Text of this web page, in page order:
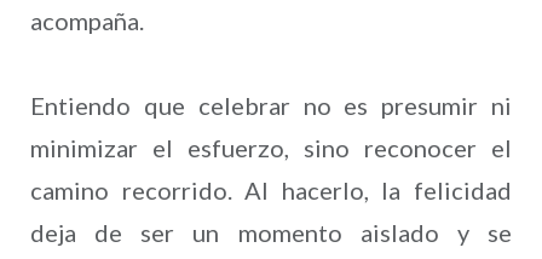
acompaña.
Entiendo que celebrar no es presumir ni
minimizar el esfuerzo, sino reconocer el
camino recorrido. Al hacerlo, la felicidad
deja de ser un momento aislado y se